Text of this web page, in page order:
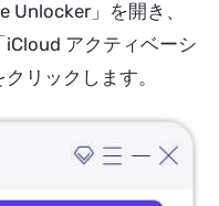
Unlocker」を開き、
アクティベーシ
リックします。